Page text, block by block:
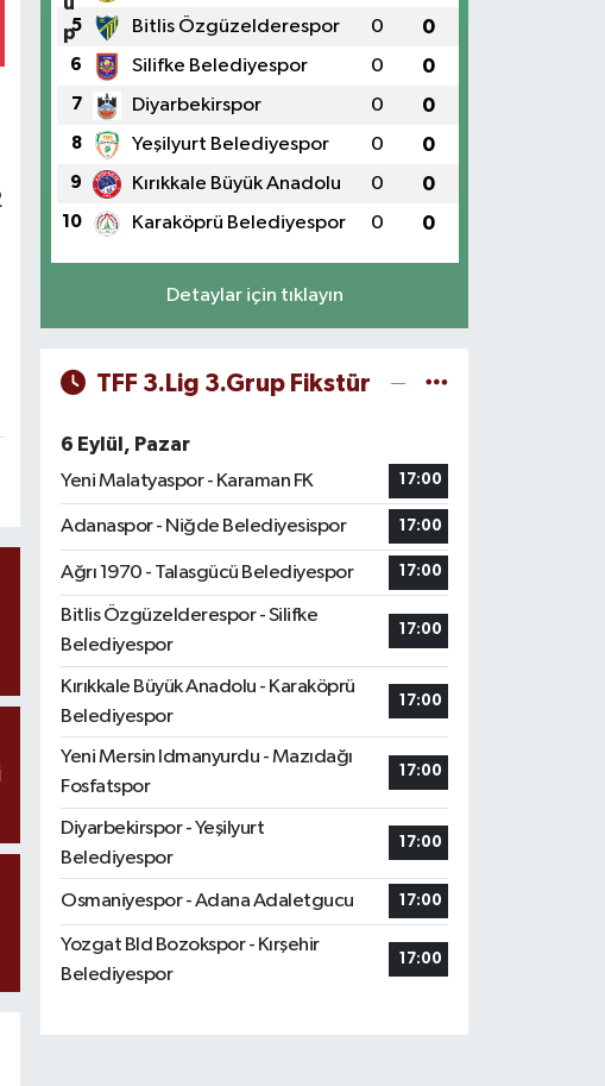
5 Bitlis Özgüzelderespor 0 0
6 Silifke Belediyespor 0 0
7 Diyarbekirspor 0 0
8 Yeşilyurt Belediyespor 0 0
9 Kırıkkale Büyük Anadolu 0 0
10 Karaköprü Belediyespor 0 0
Detaylar için tıklayın
TFF 3.Lig 3.Grup Fikstür
6 Eylül, Pazar
Yeni Malatyaspor - Karaman FK
17:00
Adanaspor - Niğde Belediyesispor 17:00
Ağrı 1970 - Talasgücü Belediyespor 17:00
Bitlis Özgüzelderespor - Silifke
Belediyespor
17:00
Kırıkkale Büyük Anadolu - Karaköprü
Belediyespor
17:00
Yeni Mersin Idmanyurdu - Mazıdağı
Fosfatspor
17:00
Diyarbekirspor - Yeşilyurt
Belediyespor
17:00
Osmaniyespor - Adana Adaletgucu 17:00
Yozgat Bld Bozokspor - Kırşehir
Belediyespor
17:00